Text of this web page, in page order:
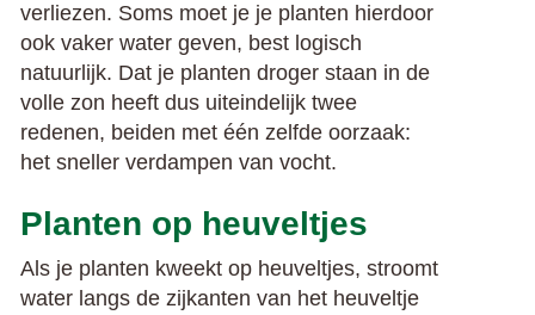
verliezen. Soms moet je je planten hierdoor
ook vaker water geven, best logisch
natuurlijk. Dat je planten droger staan in de
volle zon heeft dus uiteindelijk twee
redenen, beiden met één zelfde oorzaak:
het sneller verdampen van vocht.
Planten op heuveltjes
Als je planten kweekt op heuveltjes, stroomt
water langs de zijkanten van het heuveltje